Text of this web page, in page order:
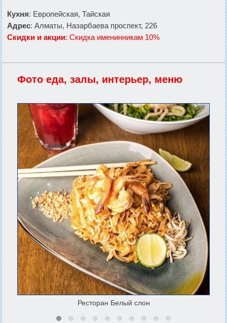
Кухня: Европейская, Тайская
Адрес: Алматы, Назарбаева проспект, 226
Скидки и акции: Скидка именинникам 10%
Фото еда, залы, интерьер, меню
Ресторан Белый слон